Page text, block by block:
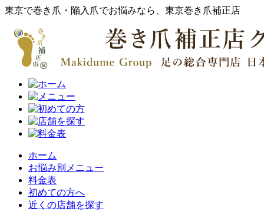
東京で巻き爪・陥入爪でお悩みなら、東京巻き爪補正店
ホーム
お悩み別メニュー
料金表
初めての方へ
近くの店舗を探す